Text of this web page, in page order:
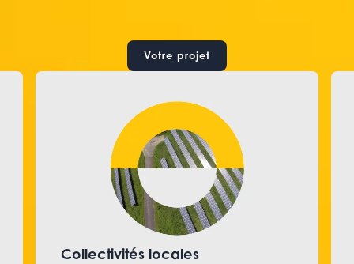
Votre projet
Collectivités locales